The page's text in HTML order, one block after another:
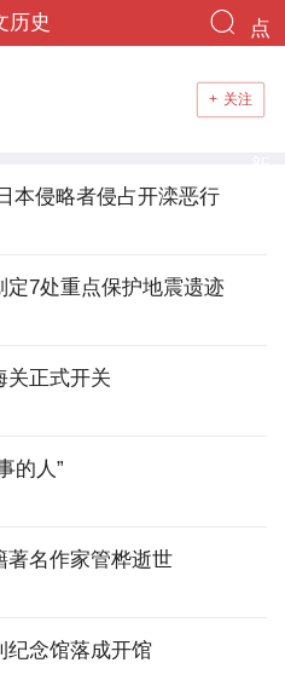
历史
点
重
+ 关注
本侵略者侵占开滦恶行
7处重点保护地震遗迹
关正式开关
的人”
著名作家管桦逝世
纪念馆落成开馆